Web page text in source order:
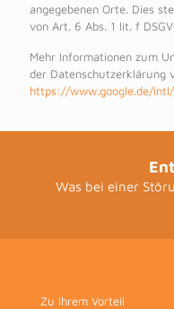
angegebenen Orte. Dies
von Art. 6 Abs. 1 lit. f
Mehr Informationen zum
der Datenschutzerklärung
https://www.google.de/
Was bei einer
Zu Ihrem Vorteil